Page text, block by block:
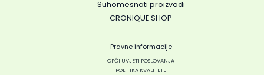
Suhomesnati proizvodi
CRONIQUE SHOP
Pravne informacije
OPĆI UVJETI POSLOVANJA
POLITIKA KVALITETE